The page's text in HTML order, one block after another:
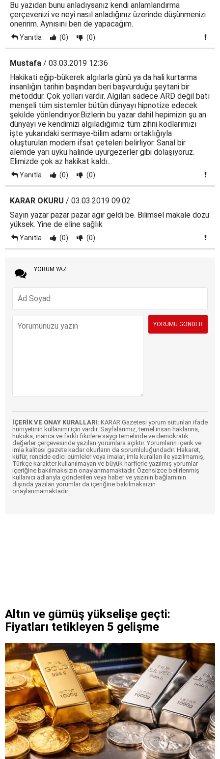
Bu yazıdan bunu anladıysanız kendi anlamlandırma
çerçevenizi ve neyi nasıl anladığınız üzerinde düşünmenizi
öneririm. Aynısını ben de yapacağım.
Yanıtla (0) (0)
Mustafa / 03.03.2019 12:36
Hakikati eğip-bükerek algılarla günü ya da hali kurtarma
insanlığın tarihin başından beri başvurduğu şeytani bir
metoddur. Çok yolları vardır. Algıları sadece ARD değil batı
menşeli tüm sistemler bütün dünyayı hipnotize edecek
şekilde yönlendiriyor.Bizlerin bu yazar dahil hepimizin şu an
dünyayı ve kendimizi algıladığımız tüm zihni kodlarımızı
işte yukarıdaki sermaye-bilim adamı ortaklığıyla
oluşturulan modern ifsat çeteleri belirliyor. Sanal bir
alemde yarı uyku halinde uyurgezerler gibi dolaşıyoruz.
Elimizde çok az hakikat kaldı...
Yanıtla (0) (0)
KARAR OKURU / 03.03.2019 09:02
Sayın yazar pazar pazar ağır geldi be. Bilimsel makale dozu
yüksek. Yine de eline sağlık
Yanıtla (0) (0)
YORUM YAZ
İÇERİK VE ONAY KURALLARI: KARAR Gazetesi yorum sütunları ifade
hürriyetinin kullanımı için vardır. Sayfalarımız, temel insan haklarına,
hukuka, inanca ve farklı fikirlere saygı temelinde ve demokratik
değerler çerçevesinde yazılan yorumlara açıktır. Yorumların içerik ve
imla kalitesi gazete kadar okurların da sorumluluğundadır. Hakaret,
küfür, rencide edici cümleler veya imalar, imla kuralları ile yazılmamış,
Türkçe karakter kullanılmayan ve büyük harflerle yazılmış yorumlar
içeriğine bakılmaksızın onaylanmamaktadır. Özensizce belirlenmiş
kullanıcı adlarıyla gönderilen veya haber ve yazının bağlamının
dışında yazılan yorumlar da içeriğine bakılmaksızın
onaylanmamaktadır.
Altın ve gümüş yükselişe geçti:
Fiyatları tetikleyen 5 gelişme